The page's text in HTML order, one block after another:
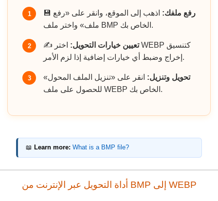
1 💾 رفع ملفك: اذهب إلى الموقع، وانقر على «رفع
ملف» واختر ملف BMP الخاص بك.
2 ✍️ تعيين خيارات التحويل: اختر WEBP كتنسيق
إخراج وضبط أي خيارات إضافية إذا لزم الأمر.
3 تحويل وتنزيل: انقر على «تنزيل الملف المحول»
للحصول على ملف WEBP الخاص بك.
📖 Learn more: What is a BMP file?
أداة التحويل عبر الإنترنت من BMP إلى WEBP